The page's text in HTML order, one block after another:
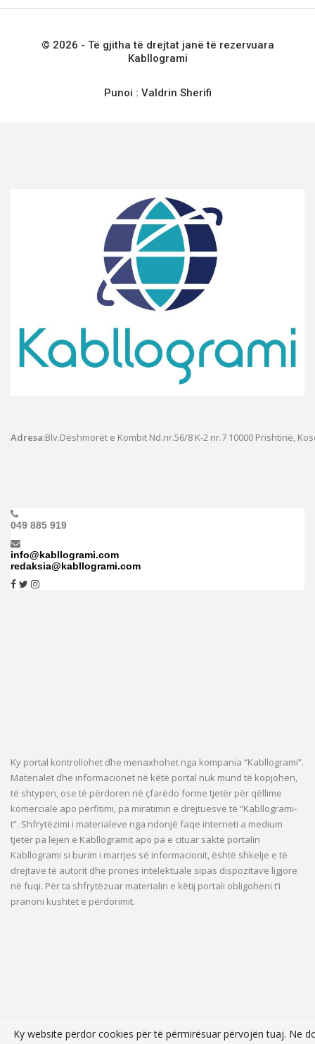
© 2026 - Të gjitha të drejtat janë të rezervuara
Kabllogrami
Punoi : Valdrin Sherifi
Ky website përdor cookies për të përmirësuar përvojën tuaj. Ne
Adresa:Blv.Dëshmorët e Kombit Nd.nr.56/8 K-2 nr.7 10000 Prishtinë,
049 885 919
info@kabllogrami.com
redaksia@kabllogrami.com
Ky portal kontrollohet dhe menaxhohet nga kompania “Kabllogrami”.
Materialet dhe informacionet në këtë portal nuk mund të kopjohen,
të shtypen, ose të përdoren në çfarëdo forme tjetër për qëllime
komerciale apo përfitimi, pa miratimin e drejtuesve të “Kabllogrami-
t”. Shfrytëzimi i materialeve nga ndonjë faqe interneti a medium
tjetër pa lejen e Kabllogramit apo pa e cituar saktë portalin
Kabllogrami si burim i marrjes së informacionit, është shkelje e të
drejtave të autorit dhe pronës intelektuale sipas dispozitave ligjore
në fuqi. Për ta shfrytëzuar materialin e këtij portali obligoheni t’i
pranoni kushtet e përdorimit.